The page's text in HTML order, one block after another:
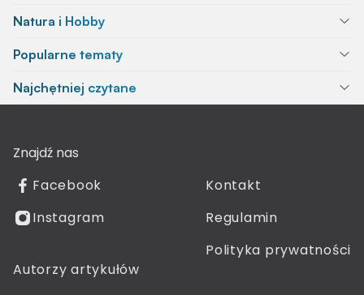
Natura i Hobby
Popularne tematy
Najchętniej czytane
Znajdź nas
Facebook
Instagram
Kontakt
Regulamin
Polityka prywatności
Autorzy artykułów